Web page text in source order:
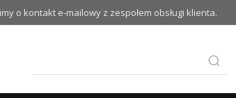
o kontakt e-mailowy z zespołem obsługi klienta.